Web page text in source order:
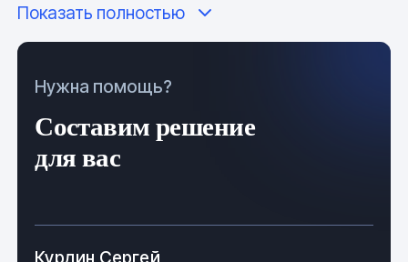
как правило, в слитках содержание меди достигает
сверхточных работ и преобразование в различные
небольшом количестве. Температура плавления:
линейной усадки: ~2,1%.
и физические свойства, поэтому бруски
Показать полностью
Нужна помощь?
Составим решение
для вас
Курдин Сергей